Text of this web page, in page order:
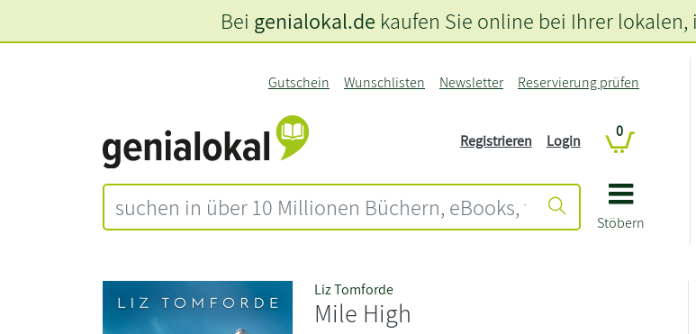
Stöbern
Gutschein Wunschlisten Newsletter Reservierung prüfen
Registrieren Login
0
Bei genialokal.de kaufen Sie online bei Ihrer lokalen,
Liz Tomforde
Mile High